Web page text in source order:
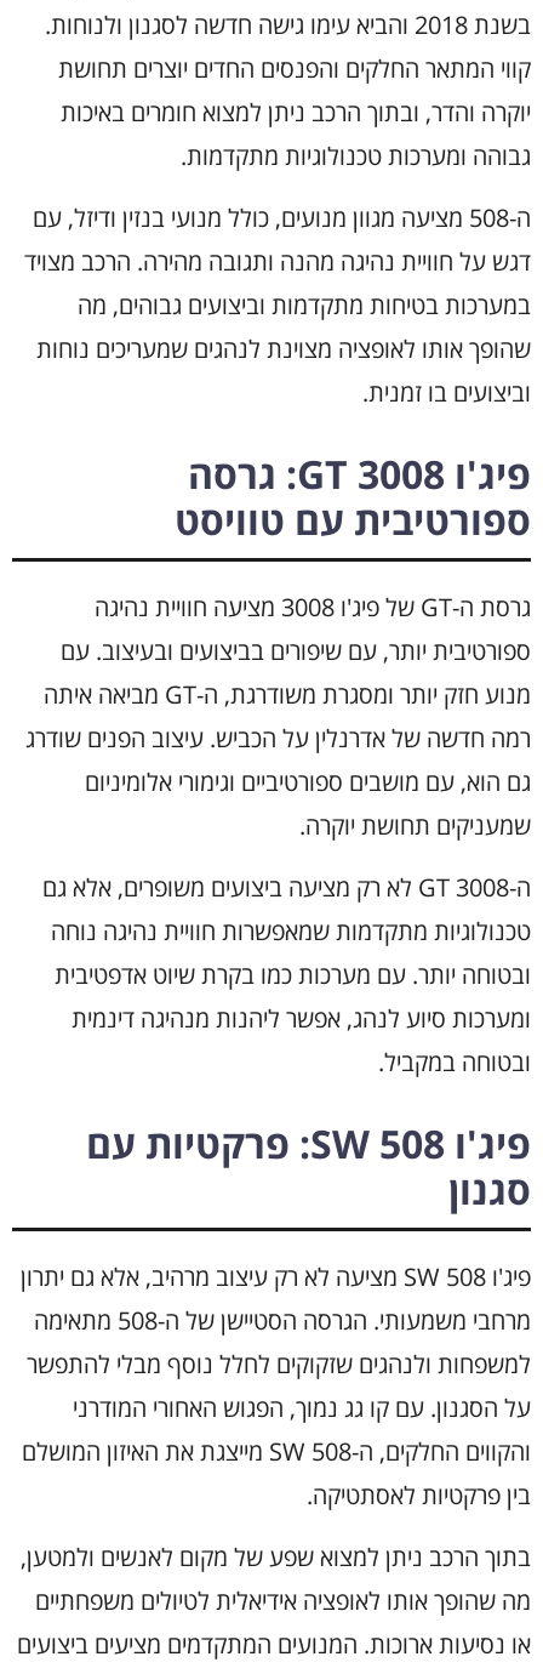
בשנת 2018 והביא עימו גישה חדשה לסגנון ולנוחות.
קווי המתאר החלקים והפנסים החדים יוצרים תחושת
יוקרה והדר, ובתוך הרכב ניתן למצוא חומרים באיכות
גבוהה ומערכות טכנולוגיות מתקדמות.
ה-508 מציעה מגוון מנועים, כולל מנועי בנזין ודיזל, עם
דגש על חוויית נהיגה מהנה ותגובה מהירה. הרכב מצויד
במערכות בטיחות מתקדמות וביצועים גבוהים, מה
שהופך אותו לאופציה מצוינת לנהגים שמעריכים נוחות
וביצועים בו זמנית.
פיג'ו 3008 GT: גרסה
ספורטיבית עם טוויסט
גרסת ה-GT של פיג'ו 3008 מציעה חוויית נהיגה
ספורטיבית יותר, עם שיפורים בביצועים ובעיצוב. עם
מנוע חזק יותר ומסגרת משודרגת, ה-GT מביאה איתה
רמה חדשה של אדרנלין על הכביש. עיצוב הפנים שודרג
גם הוא, עם מושבים ספורטיביים וגימורי אלומיניום
שמעניקים תחושת יוקרה.
ה-3008 GT לא רק מציעה ביצועים משופרים, אלא גם
טכנולוגיות מתקדמות שמאפשרות חוויית נהיגה נוחה
ובטוחה יותר. עם מערכות כמו בקרת שיוט אדפטיבית
ומערכות סיוע לנהג, אפשר ליהנות מנהיגה דינמית
ובטוחה במקביל.
פיג'ו 508 SW: פרקטיות עם
סגנון
פיג'ו 508 SW מציעה לא רק עיצוב מרהיב, אלא גם יתרון
מרחבי משמעותי. הגרסה הסטיישן של ה-508 מתאימה
למשפחות ולנהגים שזקוקים לחלל נוסף מבלי להתפשר
על הסגנון. עם קו גג נמוך, הפגוש האחורי המודרני
והקווים החלקים, ה-508 SW מייצגת את האיזון המושלם
בין פרקטיות לאסתטיקה.
בתוך הרכב ניתן למצוא שפע של מקום לאנשים ולמטען,
מה שהופך אותו לאופציה אידיאלית לטיולים משפחתיים
או נסיעות ארוכות. המנועים המתקדמים מציעים ביצועים